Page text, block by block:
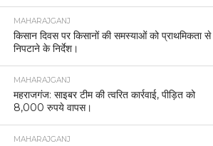
MAHARAJGANJ
किसान दिवस पर किसानों की समस्याओं को प्राथमिकता से
निपटाने के निर्देश।
MAHARAJGANJ
महराजगंज: साइबर टीम की त्वरित कार्रवाई, पीड़ित को
8,000 रुपये वापस।
MAHARAJGANJ